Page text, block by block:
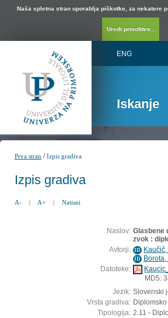
Naša spletna stran uporablja piškotke, za nekatere
Uredi privolitev...
ENG
Iskanje
Prva stran /Izpis gradiva
Izpis gradiva
A- | A+ | Natisni
Naslov: Glasbene
zvok :
Avtorji: ID
ID
Datoteke:
MD5:
Jezik: Slovenski
Vrsta gradiva:
Tipologija: 2.11 -